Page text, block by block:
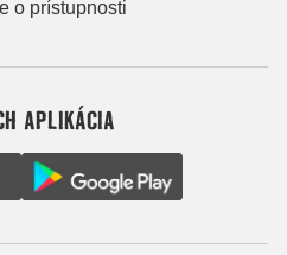
o prístupnosti
APLIKÁCIA